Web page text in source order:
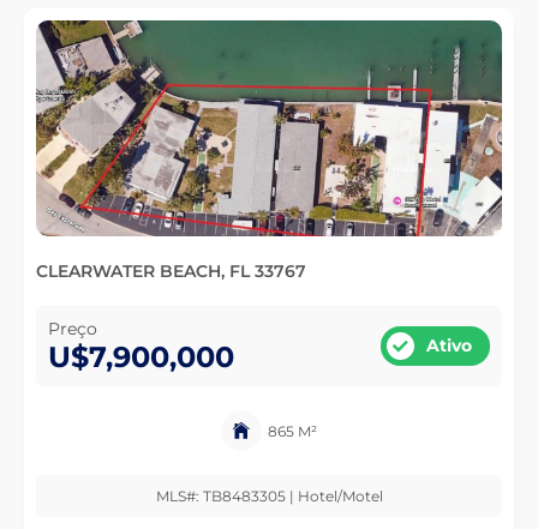
CLEARWATER BEACH, FL 33767
Preço
U$7,900,000 Ativo
865 M²
MLS#: TB8483305 | Hotel/Motel